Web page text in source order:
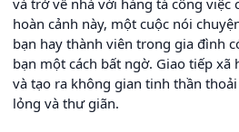
và trở về nhà với hàng tá công việc
hoàn cảnh này, một cuộc nói
bạn hay thành viên trong gia đình
bạn một cách bất ngờ. Giao tiếp
và tạo ra không gian tinh thần
lỏng và thư giãn.